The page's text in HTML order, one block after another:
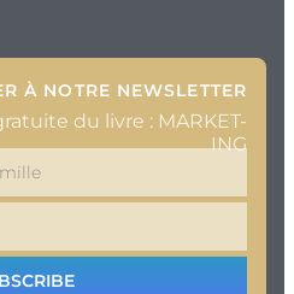
À NOTRE NEWSLETTER
du livre : MARKET-
ING